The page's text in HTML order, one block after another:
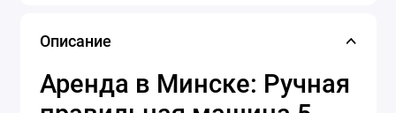
Описание
Аренда в Минске: Ручная